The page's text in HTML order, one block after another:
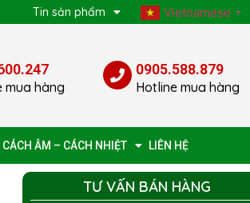
Tin sản phẩm Vietnamese ▼
mua hàng
0905.588.879
Hotline mua hàng
ÂM – CÁCH NHIỆT LIÊN HỆ
TƯ VẤN BÁN HÀNG